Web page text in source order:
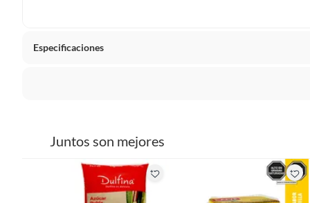
Especificaciones
Contenido 550 g
pueden devolver ni cambiar. Conoce cuáles son:
Productos vendidos por Falabella, Tottus y otros
48 horas: cemento, mezclas de hormigón, morteros, yeso y
Juntos son mejores